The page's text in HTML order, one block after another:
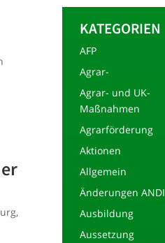
,
KATEGORIEN
AFP
Agrar-
Agrar- und UK-
Maßnahmen
Agrarförderung
Aktionen
Allgemein
Änderungen ANDI
Ausbildung
Aussetzung